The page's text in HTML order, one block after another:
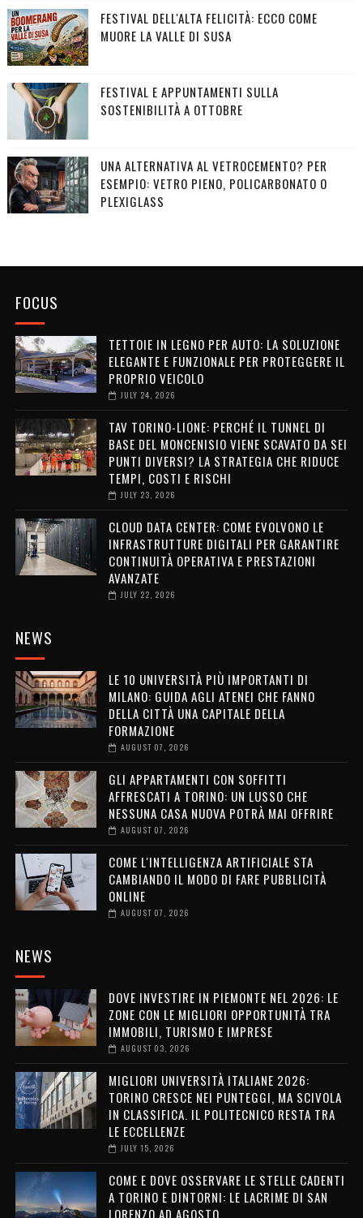
FESTIVAL DELL'ALTA FELICITÀ: ECCO COME
MUORE LA VALLE DI SUSA
FESTIVAL E APPUNTAMENTI SULLA
SOSTENIBILITÀ A OTTOBRE
UNA ALTERNATIVA AL VETROCEMENTO? PER
ESEMPIO: VETRO PIENO, POLICARBONATO O
PLEXIGLASS
FOCUS
TETTOIE IN LEGNO PER AUTO: LA SOLUZIONE
ELEGANTE E FUNZIONALE PER PROTEGGERE IL
PROPRIO VEICOLO
JULY 24, 2026
TAV TORINO-LIONE: PERCHÉ IL TUNNEL DI
BASE DEL MONCENISIO VIENE SCAVATO DA SEI
PUNTI DIVERSI? LA STRATEGIA CHE RIDUCE
TEMPI, COSTI E RISCHI
JULY 23, 2026
CLOUD DATA CENTER: COME EVOLVONO LE
INFRASTRUTTURE DIGITALI PER GARANTIRE
CONTINUITÀ OPERATIVA E PRESTAZIONI
AVANZATE
JULY 22, 2026
NEWS
LE 10 UNIVERSITÀ PIÙ IMPORTANTI DI
MILANO: GUIDA AGLI ATENEI CHE FANNO
DELLA CITTÀ UNA CAPITALE DELLA
FORMAZIONE
AUGUST 07, 2026
GLI APPARTAMENTI CON SOFFITTI
AFFRESCATI A TORINO: UN LUSSO CHE
NESSUNA CASA NUOVA POTRÀ MAI OFFRIRE
AUGUST 07, 2026
COME L'INTELLIGENZA ARTIFICIALE STA
CAMBIANDO IL MODO DI FARE PUBBLICITÀ
ONLINE
AUGUST 07, 2026
NEWS
DOVE INVESTIRE IN PIEMONTE NEL 2026: LE
ZONE CON LE MIGLIORI OPPORTUNITÀ TRA
IMMOBILI, TURISMO E IMPRESE
AUGUST 03, 2026
MIGLIORI UNIVERSITÀ ITALIANE 2026:
TORINO CRESCE NEI PUNTEGGI, MA SCIVOLA
IN CLASSIFICA. IL POLITECNICO RESTA TRA
LE ECCELLENZE
JULY 15, 2026
COME E DOVE OSSERVARE LE STELLE CADENTI
A TORINO E DINTORNI: LE LACRIME DI SAN
LORENZO AD AGOSTO